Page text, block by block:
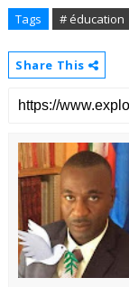
Tags # éducation
Share This